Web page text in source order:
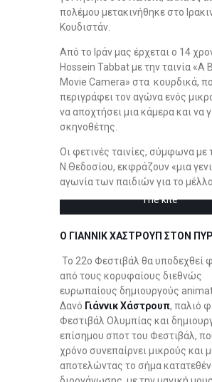
πολέμου μετακινήθηκε στο
Κουδιστάν.
Από το Ιράν μας έρχεται ο 14
Hossein Tabbat με την ταινία «A
Movie Camera» στα κουρδικά,
περιγράφει τον αγώνα ενός
να αποχτήσει μια κάμερα και να
σκηνοθέτης.
Οι φετινές ταινίες, σύμφωνα με
Ν.Θεδοσίου, εκφράζουν «μια
αγωνία των παιδιών για το
The kite
Ο ΓΙΑΝΝΙΚ ΧΑΣΤΡΟΥΠ ΣΤΟΝ
Το 22ο Φεστιβάλ θα υποδεχθεί
από τους κορυφαίους διεθνώς
ευρωπαίους δημιουργούς
Δανό Γιάννικ Χάστρουπ, παλιό
Φεστιβάλ Ολυμπίας και
επίσημου σποτ του Φεστιβάλ,
χρόνο συνεπαίρνει μικρούς και
αποτελώντας το σήμα